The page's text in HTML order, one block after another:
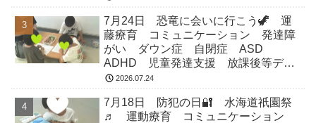
7月24日 恐竜に会いに行こう🦖 運
藤療育 コミュニケーション 発達障
がい ダウン症 自閉症 ASD
ADHD 児童発達支援 放課後等デイ
サービス 常総市 つくばみらい市
2026.07.24
7月18日 防犯の日🔐 水海道祇園祭
♬ 運動療育 コミュニケーション